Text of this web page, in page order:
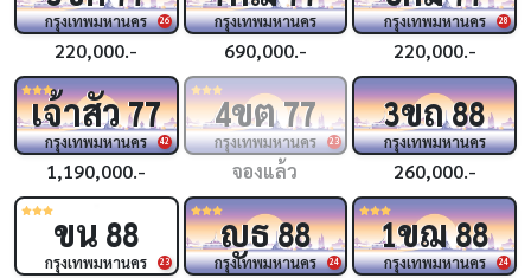
26
กรุงเทพมหานคร
220,000.-
กรุงเทพมหานคร
690,000.-
28
กรุงเทพมหานคร
220,000.-
42
เจ้าสัว77
กรุงเทพมหานคร
1,190,000.-
23
4ขต77
กรุงเทพมหานคร
จองแล้ว
3ขถ88
กรุงเทพมหานคร
260,000.-
23
ขน 88
กรุงเทพมหานคร 24
ญธ88
กรุงเทพมหานคร 24
1ขฌ88
กรุงเทพมหานคร